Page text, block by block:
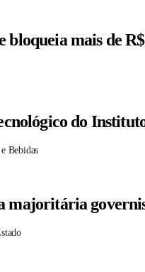
bloqueia mais de
do
Bebidas
majoritária